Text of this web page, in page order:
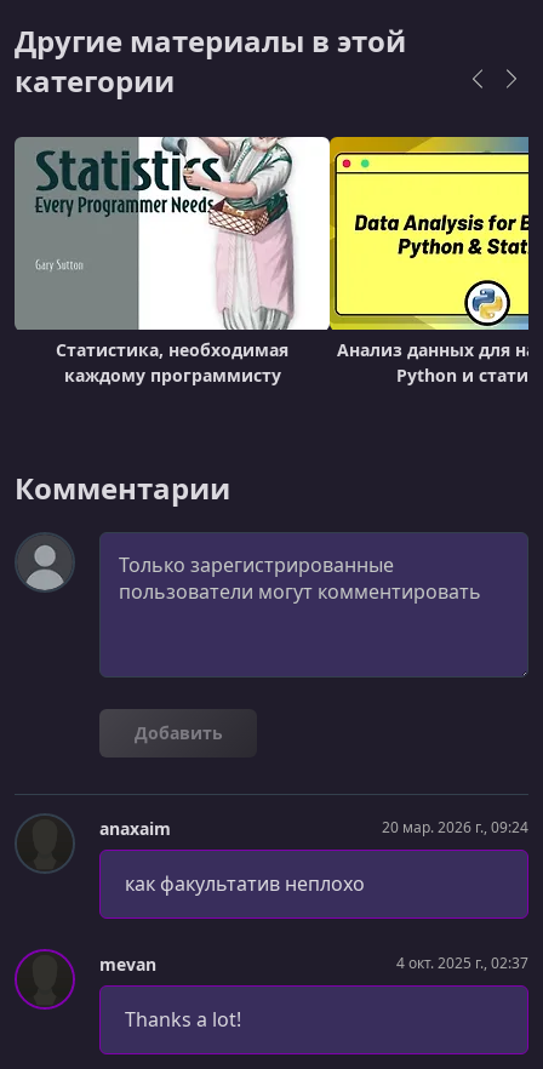
USC он преподаёт дисциплину AI System Safety,
посвящён
Другие материалы в этой
категории
Статистика, необходимая
каждому программисту
Анализ данных для
Python и
Комментарии
Комментарий
Добавить
anaxaim 20 мар. 2026 г., 09:24
как факультатив неплохо
mevan 4 окт. 2025 г., 02:37
Thanks a lot!